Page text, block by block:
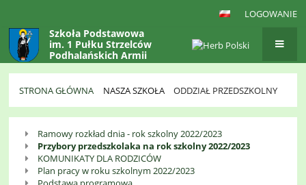
LOGOWANIE
Szkoła Podstawowa
im. 1 Pułku Strzelców
Podhalańskich Armii
Krajowej
w Gaboniu
STRONA GŁÓWNA NASZA SZKOŁA ODDZIAŁ PRZEDSZKOLNY
Oddział
Przedszkolny
Ramowy rozkład dnia - rok szkolny 2022/2023
Przybory przedszkolaka na rok szkolny 2022/2023
KOMUNIKATY DLA RODZICÓW
Plan pracy w roku szkolnym 2022/2023